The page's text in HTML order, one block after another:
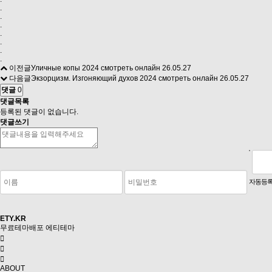
.
.
.
.
.
.
.
이전글Уличные копы 2024 смотреть онлайн 26.05.27
다음글Экзорцизм. Изгоняющий духов 2024 смотреть онлайн 26.05.27
댓글 0
댓글목록
등록된 댓글이 없습니다.
댓글쓰기
자동등
ETY.KR
무료테마배포 에티테마
ABOUT